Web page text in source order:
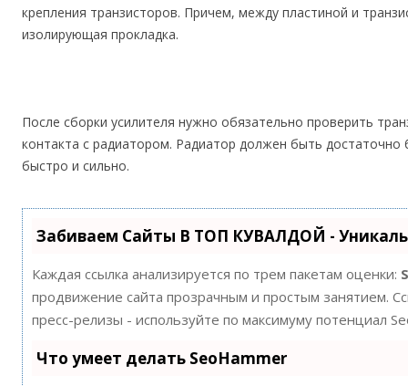
крепления транзисторов. Причем, между пластиной и
изолирующая прокладка.
После сборки усилителя нужно обязательно проверить
контакта с радиатором. Радиатор должен быть
быстро и сильно.
Забиваем Сайты В ТОП КУВАЛДОЙ -
Каждая ссылка анализируется по трем пакетам оценки:
продвижение сайта прозрачным и простым занятием.
пресс-релизы - используйте по максимуму потенциал
Что умеет делать SeoHammer